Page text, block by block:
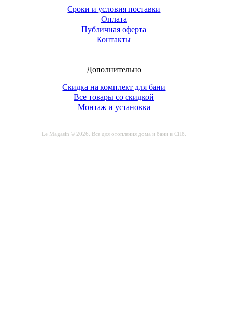
Сроки и условия поставки
Оплата
Публичная оферта
Контакты
Дополнительно
Скидка на комплект для бани
Все товары со скидкой
Монтаж и установка
Le Magasin © 2026. Все для отопления дома и бани в СПб.